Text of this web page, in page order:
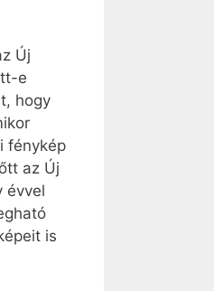
Új
e
hogy
fénykép
az Új
évvel
is